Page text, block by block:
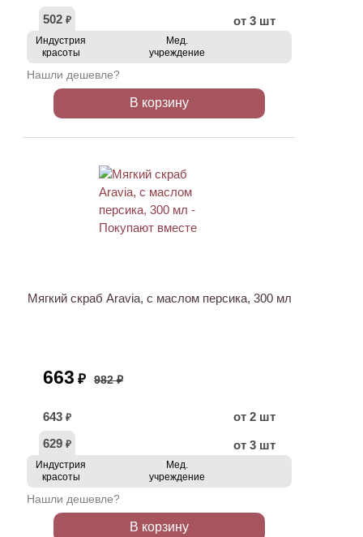
502 ₽ от 3 шт
Индустрия
красоты
Мед.
учреждение
Нашли дешевле?
В корзину
Мягкий скраб Aravia, с маслом персика, 300 мл
663 ₽ 982 ₽
643 ₽
от 2 шт
629 ₽ от 3 шт
Индустрия
красоты
Мед.
учреждение
Нашли дешевле?
В корзину